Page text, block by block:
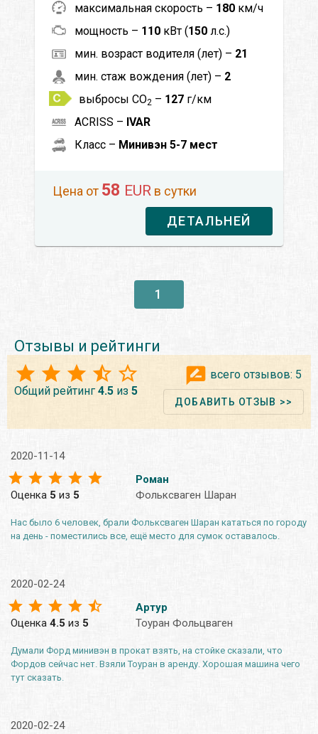
максимальная скорость – 180 км/ч
мощность – 110 кВт (150 л.с.)
мин. возраст водителя (лет) – 21
мин. стаж вождения (лет) – 2
выбросы CO2 – 127 г/км
ACRISS – IVAR
Класс – Минивэн 5-7 мест
Цена от 58 EUR в сутки
ДЕТАЛЬНЕЙ
1
Отзывы и рейтинги
Общий рейтинг 4.5 из 5
всего отзывов: 5
ДОБАВИТЬ ОТЗЫВ >>
2020-11-14
Оценка 5 из 5
Роман
Фольксваген Шаран
Нас было 6 человек, брали Фольксваген Шаран кататься по городу
на день - поместились все, ещё место для сумок оставалось.
2020-02-24
Оценка 4.5 из 5
Артур
Тоуран Фольцваген
Думали Форд минивэн в прокат взять, на стойке сказали, что
Фордов сейчас нет. Взяли Тоуран в аренду. Хорошая машина чего
тут сказать.
2020-02-24